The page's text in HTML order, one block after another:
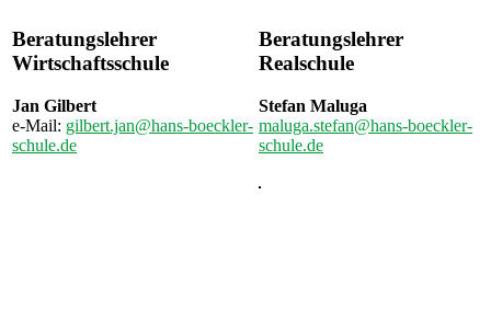
Beratungslehrer
Wirtschaftsschule
Jan Gilbert
e-Mail: gilbert.jan@hans-boeckler-
schule.de
Beratungslehrer
Realschule
Stefan Maluga
maluga.stefan@hans-boeckler-
schule.de